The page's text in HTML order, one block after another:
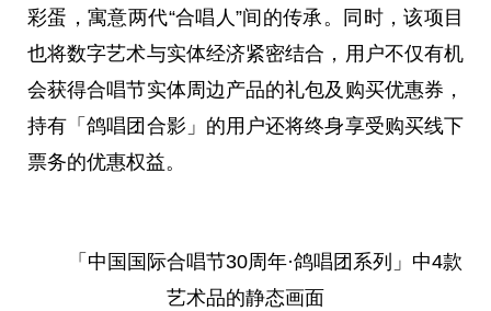
彩蛋，寓意两代“合唱人”间的传承。同时，该项目
也将数字艺术与实体经济紧密结合，用户不仅有机
会获得合唱节实体周边产品的礼包及购买优惠券，
持有「鸽唱团合影」的用户还将终身享受购买线下
票务的优惠权益。
「 中国 国际合唱节30周年·鸽唱团系列」中4款
艺术品的静态画面